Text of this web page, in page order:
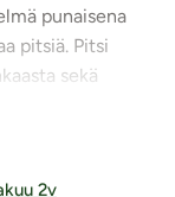
punaisena
pitsiä. Pitsi
sekä
josta
2v